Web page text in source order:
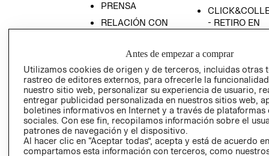
PRENSA
RELACIÓN CON
POLÍTICA
- RETIRO EN
TÉRMINOS Y
AVISO DE
PRIVACIDAD
GIFT CARD
AVISO DE
COOKIES
Antes de empezar a comprar
Utilizamos cookies de origen y de terceros, incluidas otras
rastreo de editores externos, para ofrecerle la
nuestro sitio web, personalizar su experiencia de usuario,
entregar publicidad personalizada en nuestros sitios web,
boletines informativos en Internet y a través de plataformas
sociales. Con ese fin, recopilamos información sobre el
patrones de navegación y el dispositivo.
Al hacer clic en “Aceptar todas”, acepta y está de acuerdo
compartamos esta información con terceros, como